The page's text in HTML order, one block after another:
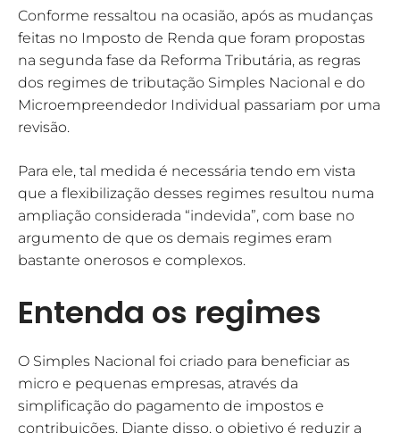
Conforme ressaltou na ocasião, após as mudanças
feitas no Imposto de Renda que foram propostas
na segunda fase da Reforma Tributária, as regras
dos regimes de tributação Simples Nacional e do
Microempreendedor Individual passariam por uma
revisão.
Para ele, tal medida é necessária tendo em vista
que a flexibilização desses regimes resultou numa
ampliação considerada “indevida”, com base no
argumento de que os demais regimes eram
bastante onerosos e complexos.
Entenda os regimes
O Simples Nacional foi criado para beneficiar as
micro e pequenas empresas, através da
simplificação do pagamento de impostos e
contribuições. Diante disso, o objetivo é reduzir a